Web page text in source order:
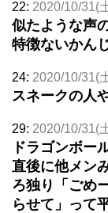
22: 2020/10/31(
似たような声
特徴ないかん
24: 2020/10/31(
スネークの人
29: 2020/10/31(
ドラゴンボー
直後に他メン
ろ独り「ごめ
らせて」って